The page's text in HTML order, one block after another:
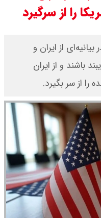
سی ان ان گزارش داد : ترامپ ۲ سنگر
را از دست می
چقدر تمام می شود؟
می دهند
را از سرگیرد
از ایران و
باشند و از ایران
را از سر بگیرد.